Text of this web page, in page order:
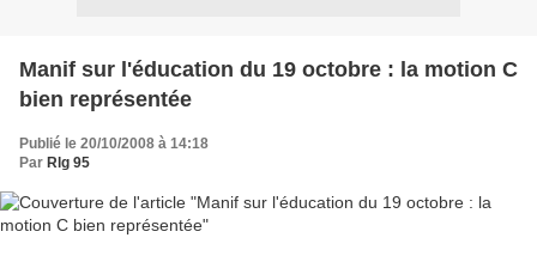
Manif sur l'éducation du 19 octobre : la motion C
bien représentée
Publié le 20/10/2008 à 14:18
Par Rlg 95